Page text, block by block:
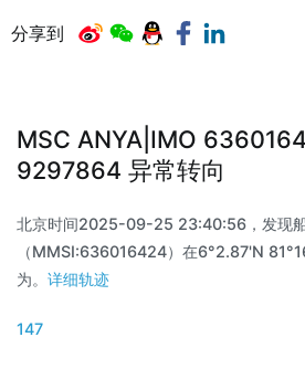
分享到
MSC ANYA|IMO
9297864 异常转向
北京时间2025-09-25 23:40:56，发现
（MMSI:636016424）在6°2.87'N
为。 详细轨迹
147